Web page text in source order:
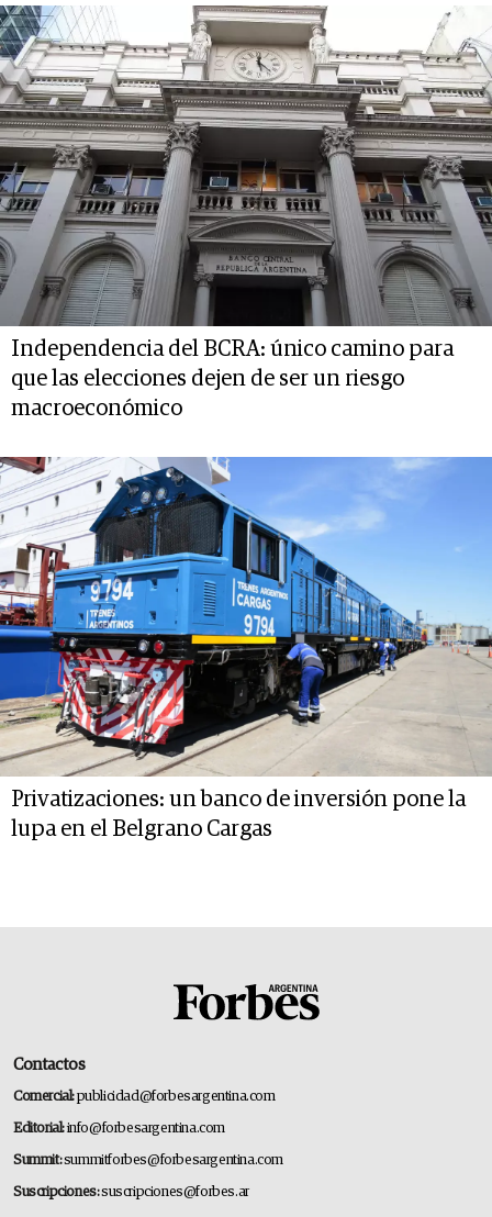
Independencia del BCRA: único camino para
que las elecciones dejen de ser un riesgo
macroeconómico
Privatizaciones: un banco de inversión pone la
lupa en el Belgrano Cargas
Contactos
Comercial:publicidad@forbesargentina.com
Editorial:info@forbesargentina.com
Summit:summitforbes@forbesargentina.com
Suscripciones:suscripciones@forbes.ar